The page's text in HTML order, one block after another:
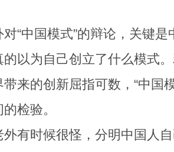
中国模式”的辩论，关键是
以为自己创立了什么模式
来的创新屈指可数，“中国
检验。
时候很怪，分明中国人自